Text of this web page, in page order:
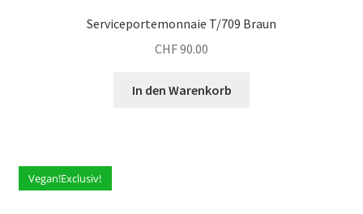
Serviceportemonnaie T/709 Braun
CHF90.00
In den Warenkorb
Vegan!Exclusiv!